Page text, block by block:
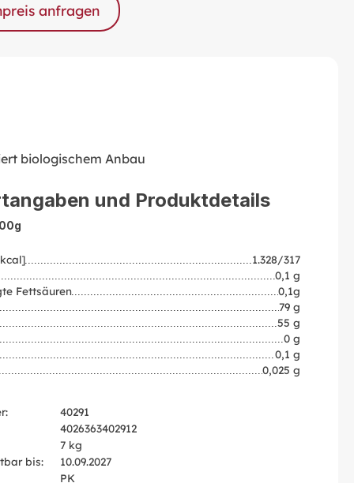
anfragen
biologischem Anbau
und Produktdetails
1.328/317
0,1 g
Fettsäuren
0,1g
79 g
55 g
0 g
0,1 g
0,025 g
40291
4026363402912
7 kg
bis:
10.09.2027
PK